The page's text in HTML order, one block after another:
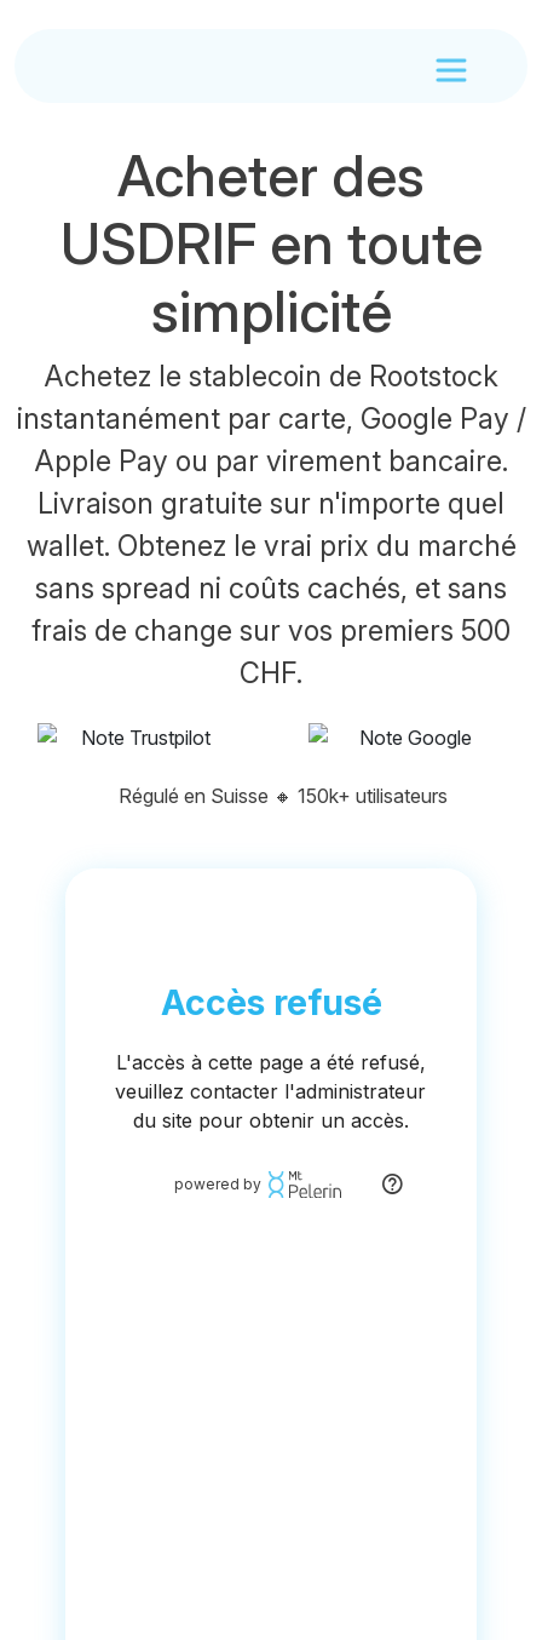
Acheter des
USDRIF en toute
simplicité
Achetez le stablecoin de Rootstock
instantanément par carte, Google Pay /
Apple Pay ou par virement bancaire.
Livraison gratuite sur n'importe quel
wallet. Obtenez le vrai prix du marché
sans spread ni coûts cachés, et sans
frais de change sur vos premiers 500
CHF.
Régulé en Suisse 🔸 150k+ utilisateurs